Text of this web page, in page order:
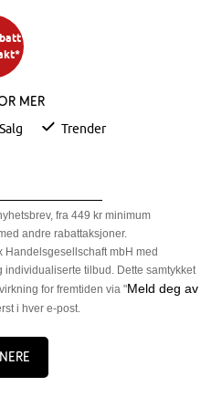
mer
Salg Trender
fra 449 kr minimum
andre rabattaksjoner.
Handelsgesellschaft mbH med
individualiserte tilbud. Dette samtykket
for fremtiden via "Meld deg av
i hver e-post.